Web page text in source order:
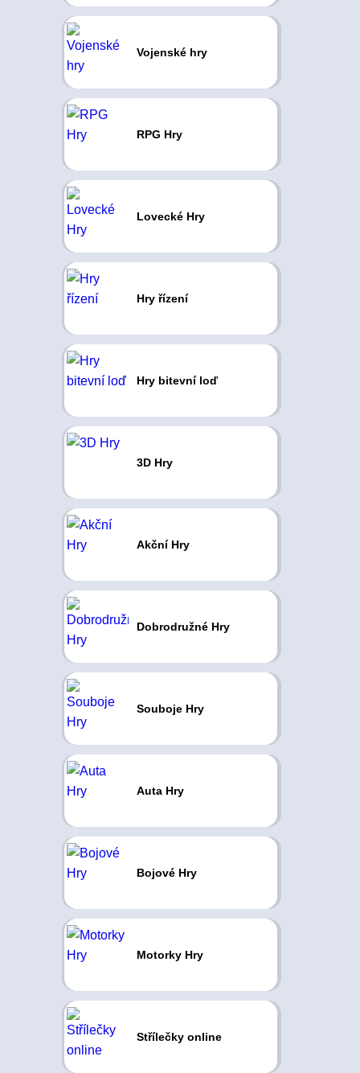
Vojenské hry
RPG Hry
Lovecké Hry
Hry řízení
Hry bitevní loď
3D Hry
Akční Hry
Dobrodružné Hry
Souboje Hry
Auta Hry
Bojové Hry
Motorky Hry
Střílečky online